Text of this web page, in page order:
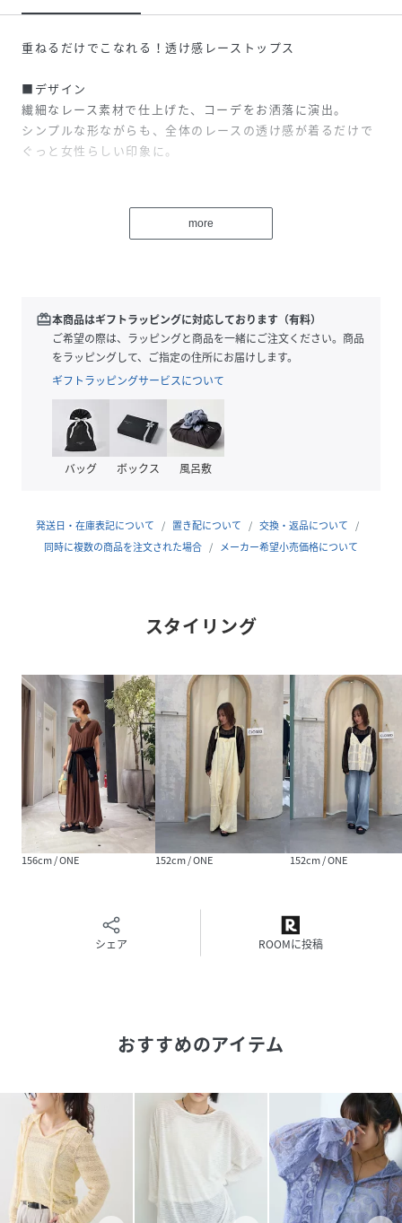
重ねるだけでこなれる！透け感レーストップス
■デザイン
繊細なレース素材で仕上げた、コーデをお洒落に演出。
シンプルな形ながらも、全体のレースの透け感が着るだけで
ぐっと女性らしい印象に。
合わせやすいベーシックなデザイン。
甘くなりすぎず、カジュアルにも取り入れやすいバランスが
シンプルなシルエットの中にほどよい動きをプラスし、1枚
でもレイヤードでも映える仕上がりです。
長袖デザインなので、ベストやキャミワンピース、スウェッ
トやニットのインナーとしても活躍。
レースの透け感を活かして重ねるだけで、いつものコーデに
奥行きとトレンド感をプラス！
コンパクトすぎない程よいサイズ感で、体のラインを拾いす
■スタイリング
レースの透け感を活かして、キャミソールやタンクトップの
幅広いスタイリングに対応できる着回し力の高いアイテム！
■お手入れ方法
洗濯：液温は40 ℃を限度とし、手洗いができる
アイロン：底面温度120 ℃を限度としてアイロン仕上げがで
きる
タンブル乾燥：不可
・・・・・・・・・・・・・・・・・・・・・・
透け感：あり
裏地：なし
生地の厚さ：薄手
・・・・・・・・・・・・・・・・・・・・・・
※画像の商品はサンプルを使用しております。実際の商品と
の上ご注文くださいますようお願いいたします
※屋外の光や照明の当たり具合で、実際の商品の色味とカラ
ー別画像の色味に若干の違いが発生する場合がございます。
詳細画像と併せてご確認の上、ご注文いただきますようお願
い致します。
more
redeem本商品はギフトラッピングに対応しております（有料）
ご希望の際は、ラッピングと商品を一緒にご注文ください。商品
をラッピングして、ご指定の住所にお届けします。
ギフトラッピングサービスについて
バッグ ボックス 風呂敷
発送日・在庫表記について 置き配について
交換・返品について
同時に複数の商品を注文された場合
メーカー希望小売価格について
スタイリング
156cm / ONE 152cm / ONE 152cm / ONE
シェア ROOMに投稿
おすすめのアイテム